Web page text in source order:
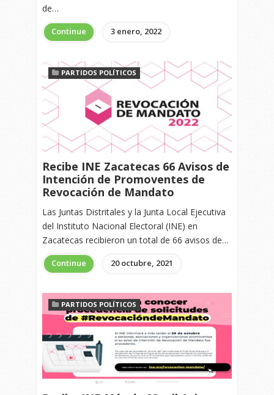
de…
Continue 3 enero, 2022
PARTIDOS POLÍTICOS
Recibe INE Zacatecas 66 Avisos de
Intención de Promoventes de
Revocación de Mandato
Las Juntas Distritales y la Junta Local Ejecutiva
del Instituto Nacional Electoral (INE) en
Zacatecas recibieron un total de 66 avisos de…
Continue 20 octubre, 2021
PARTIDOS POLÍTICOS